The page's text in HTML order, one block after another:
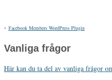
- Facebook Members WordPress Plugin
Vanliga frågor
Här kan du ta del av vanliga frågor